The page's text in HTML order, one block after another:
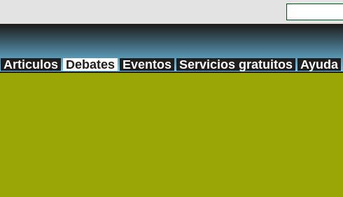
Articulos Debates Eventos Servicios gratuitos Ayuda